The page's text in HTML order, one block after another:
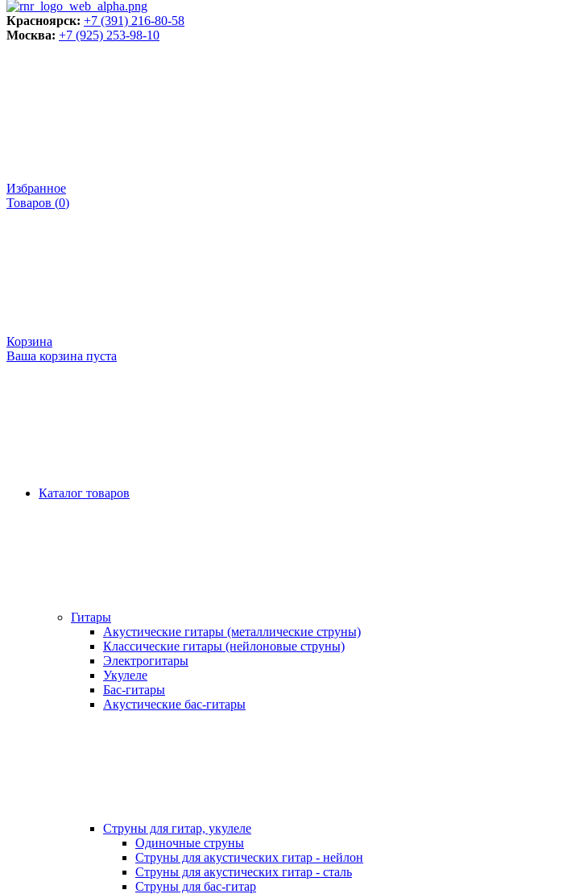
Красноярск: +7 (391) 216-80-58
Москва: +7 (925) 253-98-10
Избранное
Товаров (0)
Корзина
Ваша корзина пуста
Каталог товаров
Гитары
Акустические гитары (металлические струны)
Классические гитары (нейлоновые струны)
Электрогитары
Укулеле
Бас-гитары
Акустические бас-гитары
Струны для гитар, укулеле
Одиночные струны
Струны для акустических гитар - нейлон
Струны для акустических гитар - сталь
Струны для бас-гитар